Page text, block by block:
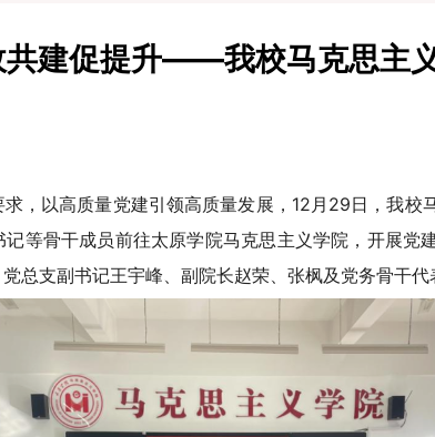
共建促提升——我校马克思主
，以高质量党建引领高质量发展，12月29日，我校
等骨干成员前往太原学院马克思主义学院，开展党
总支副书记王宇峰、副院长赵荣、张枫及党务骨干代